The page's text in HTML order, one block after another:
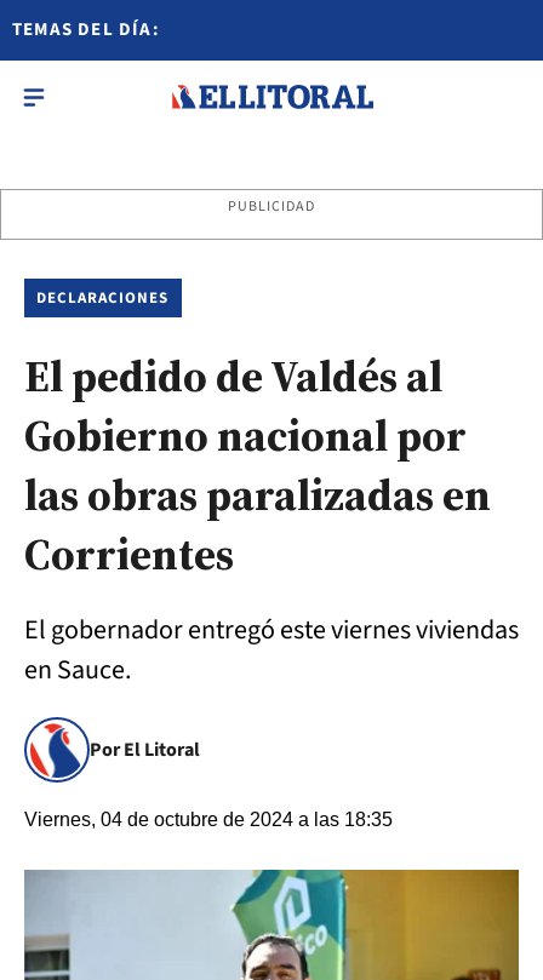
TEMAS DEL DÍA:
PUBLICIDAD
DECLARACIONES
El pedido de Valdés al
Gobierno nacional por
las obras paralizadas en
Corrientes
El gobernador entregó este viernes viviendas
en Sauce.
Por El Litoral
Viernes, 04 de octubre de 2024 a las 18:35